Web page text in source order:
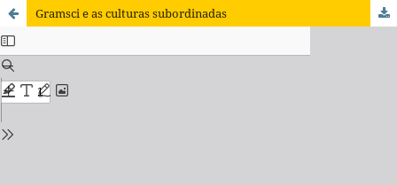
Gramsci e as culturas subordinadas